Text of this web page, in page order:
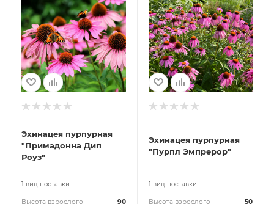
Эхинацея пурпурная
"Примадонна Дип
Роуз"
1 вид поставки
Высота взрослого
90
Эхинацея пурпурная
"Пурпл Эмпрерор"
1 вид поставки
Высота взрослого
50